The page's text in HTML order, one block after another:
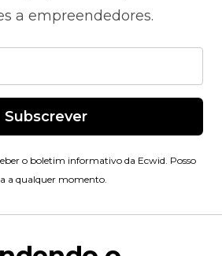
a empreendedores.
Subscrever
o boletim informativo da Ecwid. Posso
a qualquer momento.